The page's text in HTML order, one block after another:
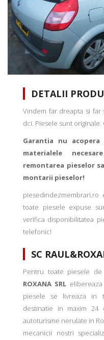
DETALII
Vindem far dreapta si far
dci. Piesele sunt originale.
Garantia nu
materialele
remontarea pieselor
montarii pieselor!
toate piesele expuse
verifica disponibilitatea
telefonic!
SC
Pentru toate piesele
ROXANA SRL
piesele se livreaza in
destinatie in maxim
autoturisme nerulate in
mecanicii nostri